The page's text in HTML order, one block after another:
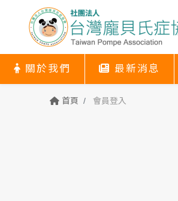
關於我們
關於我們
協會簡介 最新消息
最新消息
首頁 會員登入